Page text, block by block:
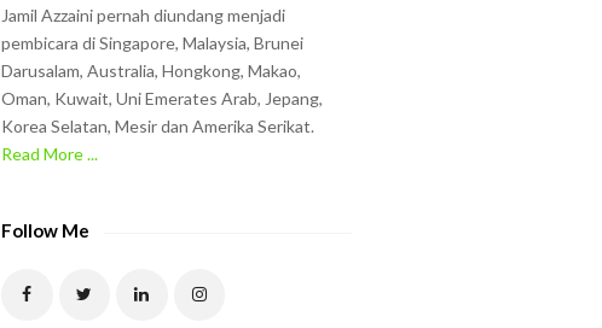
Jamil Azzaini pernah diundang menjadi
pembicara di Singapore, Malaysia, Brunei
Darusalam, Australia, Hongkong, Makao,
Oman, Kuwait, Uni Emerates Arab, Jepang,
Korea Selatan, Mesir dan Amerika Serikat.
Read More ...
Follow Me